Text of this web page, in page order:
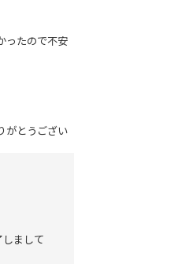
ったので不安
がとうござい
まして